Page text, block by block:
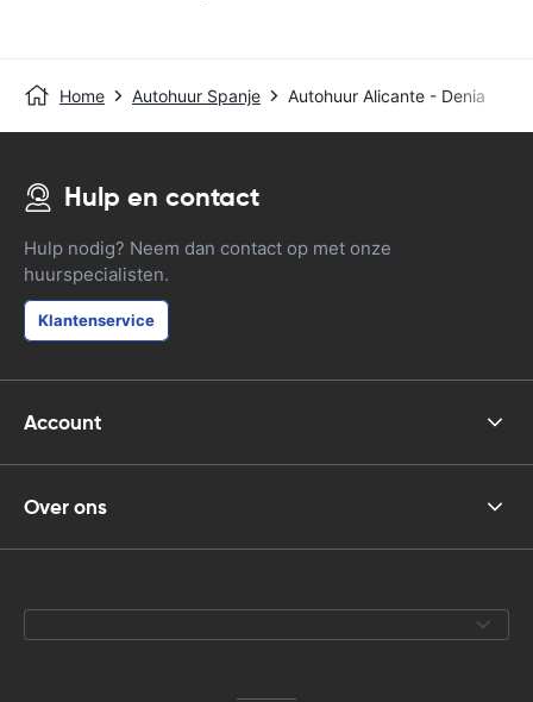
Home Autohuur Spanje Autohuur Alicante - Denia
Hulp en contact
Hulp nodig? Neem dan contact op met onze
huurspecialisten.
Klantenservice
Account
Over ons